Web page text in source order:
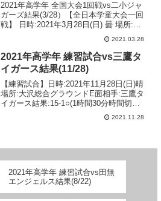
2021年高学年 全国大会1回戦vs二小ジャ
ガーズ結果(3/28）【全日本学童大会一回
戦】 日時:2021年3月28日(日) 曇 場所:六
中 相手:二小ジャガーズ 結果:5-11●(1時間
30分時間切れ) １２３４
５６ 計 ...
2021.03.28
2021年高学年 練習試合vs三鷹タ
イガース結果(11/28)
【練習試合】日時:2021年11月28日(日)晴
場所:大沢総合グラウンドE面相手:三鷹タ
イガース結果:15-1○(1時間30分時間切
れ) １２３４５ 計境南ブ
レーブス ３２０５５ 15三鷹タイガー
2021.11.28
2021年高学年 練習試合vs田無
エンジェルス結果(8/22)